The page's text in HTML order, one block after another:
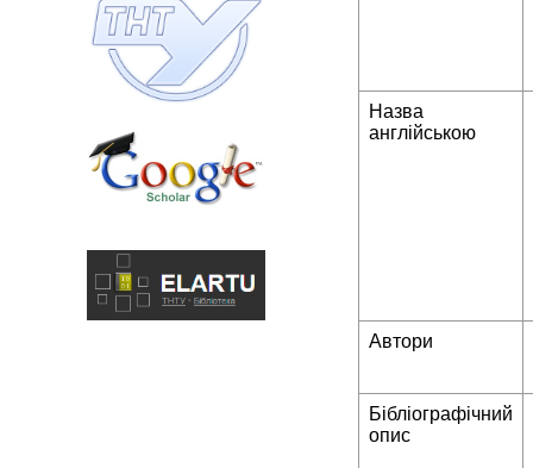
Назва
англійською
Автори
Бібліографічний
опис